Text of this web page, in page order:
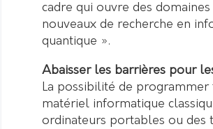
cadre qui ouvre des
nouveaux de recherche en
quantique ».
Abaisser les barrières pour
La possibilité de programmer
matériel informatique
ordinateurs portables ou des